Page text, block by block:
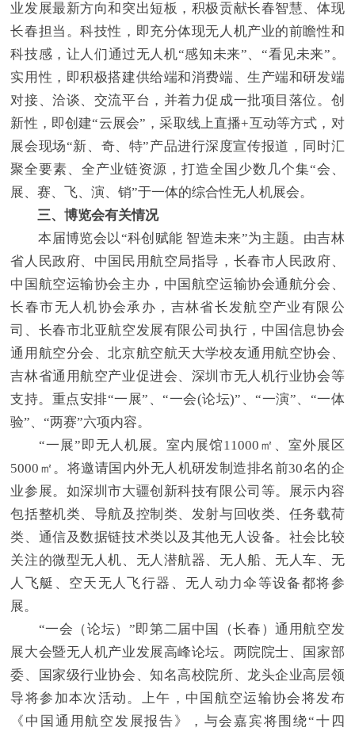
业发展最新方向和突出短板，积极贡献长春智慧、体现
长春担当。科技性，即充分体现无人机产业的前瞻性和
科技感，让人们通过无人机“感知未来”、“看见未来”。
实用性，即积极搭建供给端和消费端、生产端和研发端
对接、洽谈、交流平台，并着力促成一批项目落位。创
新性，即创建“云展会”，采取线上直播+互动等方式，对
展会现场“新、奇、特”产品进行深度宣传报道，同时汇
聚全要素、全产业链资源，打造全国少数几个集“会、
展、赛、飞、演、销”于一体的综合性无人机展会。
三、博览会有关情况
本届博览会以“科创赋能 智造未来”为主题。由吉林
省人民政府、中国民用航空局指导，长春市人民政府、
中国航空运输协会主办，中国航空运输协会通航分会、
长春市无人机协会承办，吉林省长发航空产业有限公
司、长春市北亚航空发展有限公司执行，中国信息协会
通用航空分会、北京航空航天大学校友通用航空协会、
吉林省通用航空产业促进会、深圳市无人机行业协会等
支持。重点安排“一展”、“一会(论坛)”、“一演”、“一体
验”、“两赛”六项内容。
“一展”即无人机展。室内展馆11000㎡、室外展区
5000㎡。将邀请国内外无人机研发制造排名前30名的企
业参展。如深圳市大疆创新科技有限公司等。展示内容
包括整机类、导航及控制类、发射与回收类、任务载荷
类、通信及数据链技术类以及其他无人设备。社会比较
关注的微型无人机、无人潜航器、无人船、无人车、无
人飞艇、空天无人飞行器、无人动力伞等设备都将参
展。
“一会（论坛）”即第二届中国（长春）通用航空发
展大会暨无人机产业发展高峰论坛。两院院士、国家部
委、国家级行业协会、知名高校院所、龙头企业高层领
导将参加本次活动。上午，中国航空运输协会将发布
《中国通用航空发展报告》，与会嘉宾将围绕“十四